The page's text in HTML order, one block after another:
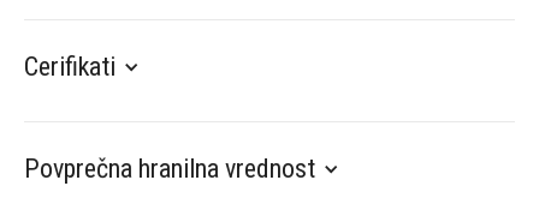
Cerifikati
Povprečna hranilna vrednost